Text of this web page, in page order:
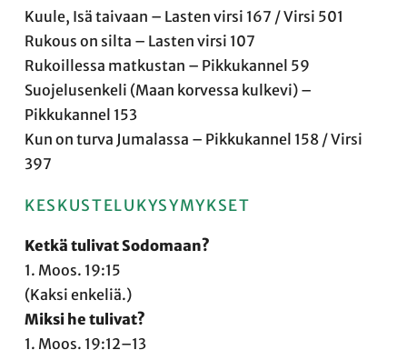
Kuule, Isä taivaan – Lasten virsi 167 / Virsi 501
Rukous on silta – Lasten virsi 107
Rukoillessa matkustan – Pikkukannel 59
Suojelusenkeli (Maan korvessa kulkevi) –
Pikkukannel 153
Kun on turva Jumalassa – Pikkukannel 158 / Virsi
397
KESKUSTELUKYSYMYKSET
Ketkä tulivat Sodomaan?
1. Moos. 19:15
(Kaksi enkeliä.)
Miksi he tulivat?
1. Moos. 19:12–13